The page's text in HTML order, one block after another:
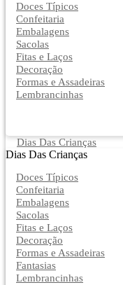
Doces Típicos
Confeitaria
Embalagens
Sacolas
Fitas e Laços
Decoração
Formas e Assadeiras
Lembrancinhas
Dias Das Crianças
Dias Das Crianças
Doces Típicos
Confeitaria
Embalagens
Sacolas
Fitas e Laços
Decoração
Formas e Assadeiras
Fantasias
Lembrancinhas